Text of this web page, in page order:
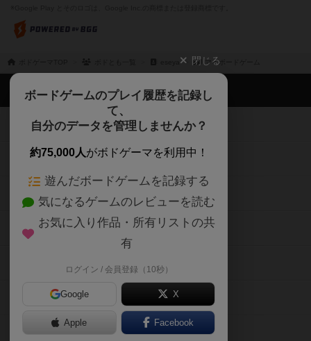
マイボードゲーム
閉じる
ボードゲームのプレイ履歴を記録し
て、
自分のデータを管理しませんか？
約75,000人がボドゲーマを利用中！
遊んだボードゲームを記録する
気になるゲームのレビューを読む
お気に入り作品・所有リストの共
有
ログイン / 会員登録（10秒）
Google X
Apple Facebook
ボドゲーマTOP
ボードゲームを検索する
ボードゲームの新着レビュー
ボードゲーム会情報
メカニクス特集
掲示板・トピックス
ボドとも・会員一覧
ボードゲーム業界コラム